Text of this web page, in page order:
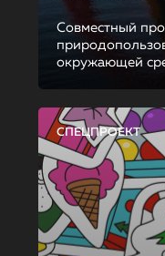
Совместный
окружающей
СПЕЦПРОЕКТ